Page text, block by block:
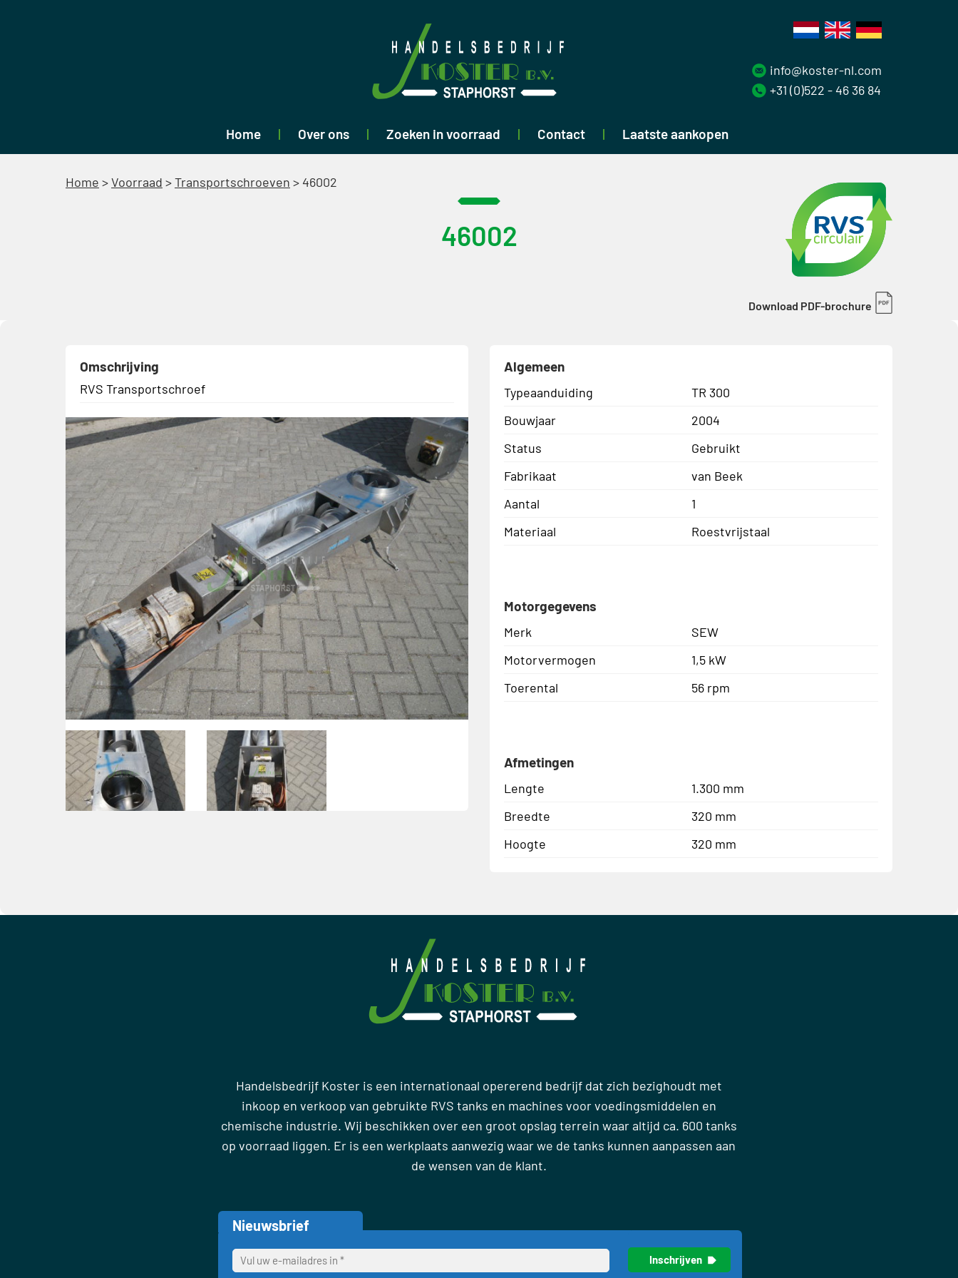
Home Over ons Zoeken in voorraad Contact Laatste aankopen
info@koster-nl.com
+31 (0)522 - 46 36 84
Home >Voorraad >Transportschroeven > 46002
46002
Download PDF-brochure
Omschrijving
RVS Transportschroef
Algemeen
Typeaanduiding
TR 300
Bouwjaar
2004
Status
Gebruikt
Fabrikaat
van Beek
Aantal
1
Materiaal
Roestvrijstaal
Motorgegevens
Merk
SEW
Motorvermogen
1,5 kW
Toerental
56 rpm
Afmetingen
Lengte
1.300 mm
Breedte
320 mm
Hoogte
320 mm
Handelsbedrijf Koster is een internationaal opererend bedrijf dat zich bezighoudt met
inkoop en verkoop van gebruikte RVS tanks en machines voor voedingsmiddelen en
chemische industrie. Wij beschikken over een groot opslag terrein waar altijd ca. 600 tanks
op voorraad liggen. Er is een werkplaats aanwezig waar we de tanks kunnen aanpassen aan
de wensen van de klant.
Nieuwsbrief